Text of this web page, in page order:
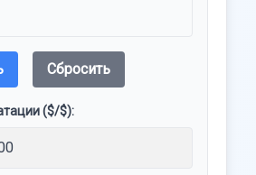
Сбросить
($/$):